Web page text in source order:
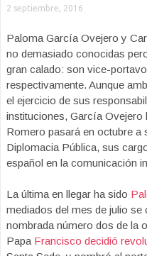
2 septiembre, 2016
Paloma García Ovejero y
no demasiado conocidas
gran calado: son vice-
respectivamente. Aunque
el ejercicio de sus
instituciones, García Ovejero
Romero pasará en octubre a
Diplomacia Pública, sus
español en la comunicación
La última en llegar ha sido
mediados del mes de julio
nombrada número dos de la
Papa Francisco decidió